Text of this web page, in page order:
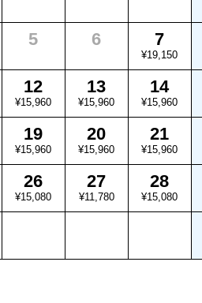
5 6 7
¥19,150
12
¥15,960
13
¥15,960
14
¥15,960
19
¥15,960
20
¥15,960
21
¥15,960
26
¥15,080
27
¥11,780
28
¥15,080